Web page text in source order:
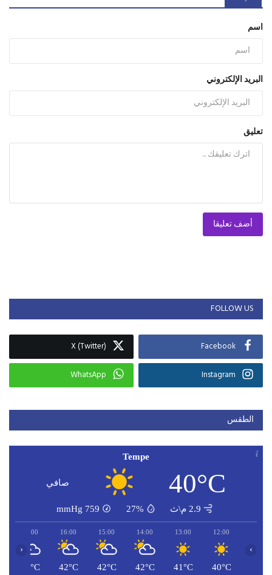
اسم
البريد الإلكتروني
تعليق
أضف تعليقا
FOLLOW US
Facebook
X (Twitter)
Instagram
WhatsApp
الطقس
Tempe
40°C صافي
2.9 م\ث 27%
759
mmHg
12:00
40°C
13:00
41°C
14:00
42°C
15:00
42°C
16:00
42°C
17:00
42°C
‹ ›